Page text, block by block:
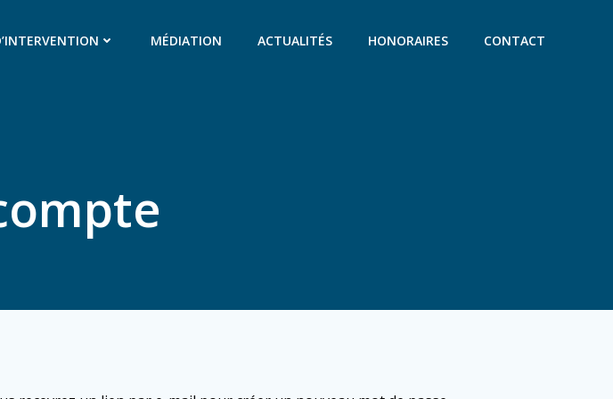
MÉDIATION ACTUALITÉS HONORAIRES CONTACT